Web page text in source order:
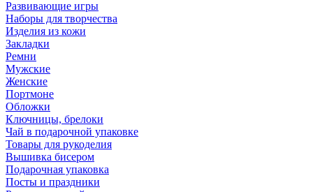
Развивающие игры
Наборы для творчества
Изделия из кожи
Закладки
Ремни
Мужские
Женские
Портмоне
Обложки
Ключницы, брелоки
Чай в подарочной упаковке
Товары для рукоделия
Вышивка бисером
Подарочная упаковка
Посты и праздники